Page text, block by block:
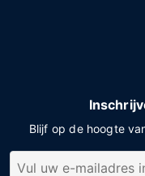
Blijf op de hoogte